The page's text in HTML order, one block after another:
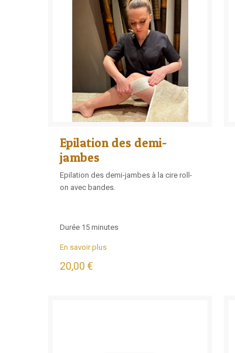
Epilation des demi-
jambes
Epilation des demi-jambes à la cire roll-
on avec bandes.
Durée 15 minutes
En savoir plus
20,00 €